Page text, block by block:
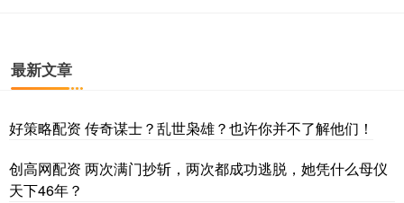
最新文章
好策略配资 传奇谋士？乱世枭雄？也许你并不了解他们！
创高网配资 两次满门抄斩，两次都成功逃脱，她凭什么母仪
天下46年？